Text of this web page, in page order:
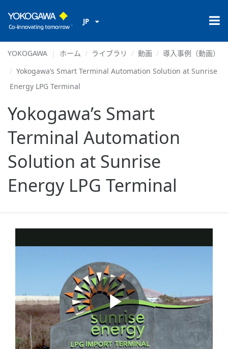
JP
YOKOGAWA ホーム ライブラリ 動画
導入事例（動画）
Yokogawa’s Smart Terminal Automation Solution at Sunrise
Energy LPG Terminal
Yokogawa’s Smart
Terminal Automation
Solution at Sunrise
Energy LPG Terminal